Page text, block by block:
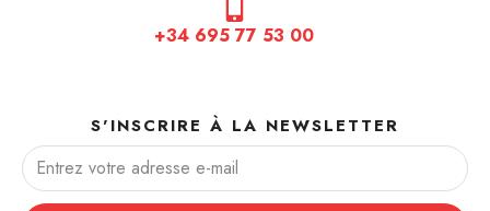
+34 695 77 53 00
S'INSCRIRE À LA NEWSLETTER